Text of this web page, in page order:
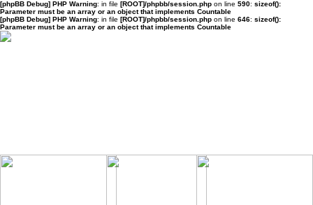
[phpBB Debug] PHP Warning: in file [ROOT]/phpbb/session.php on line 590: sizeof():
Parameter must be an array or an object that implements Countable
[phpBB Debug] PHP Warning: in file [ROOT]/phpbb/session.php on line 646: sizeof():
Parameter must be an array or an object that implements Countable